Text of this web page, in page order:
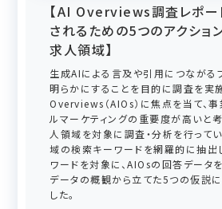
【AI Overviews調査レポー
されるための5つのアクショ
求人領域】
生成AIによる言及や引用につながる
明らかにすることを目的に調査を実
Overviews（AIOs）に焦点を当て、
ルマーケティングの重要度が高いと
人領域を対象に調査・分析を行って
域の検索キーワードを網羅的に抽出
ワードを対象に、AIOsの回答データ
データの概観から立てた5つの仮説に
した。